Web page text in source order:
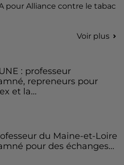
pour Alliance contre le tabac
Voir plus
: professeur
repreneurs pour
et la...
du Maine-et-Loire
pour des échanges...